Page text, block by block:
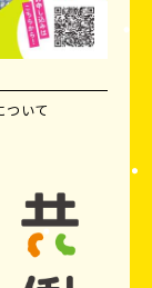
ついて